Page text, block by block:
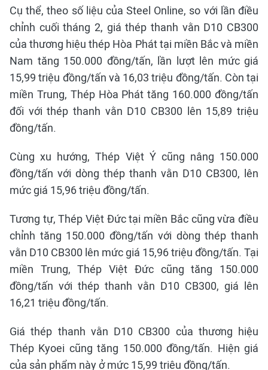
Cụ thể, theo số liệu của Steel Online, so với lần điều
chỉnh cuối tháng 2, giá thép thanh vằn D10 CB300
của thương hiệu thép Hòa Phát tại miền Bắc và miền
Nam tăng 150.000 đồng/tấn, lần lượt lên mức giá
15,99 triệu đồng/tấn và 16,03 triệu đồng/tấn. Còn tại
miền Trung, Thép Hòa Phát tăng 160.000 đồng/tấn
đối với thép thanh vằn D10 CB300 lên 15,89 triệu
đồng/tấn.
Cùng xu hướng, Thép Việt Ý cũng nâng 150.000
đồng/tấn với dòng thép thanh vằn D10 CB300, lên
mức giá 15,96 triệu đồng/tấn.
Tương tự, Thép Việt Đức tại miền Bắc cũng vừa điều
chỉnh tăng 150.000 đồng/tấn với dòng thép thanh
vằn D10 CB300 lên mức giá 15,96 triệu đồng/tấn. Tại
miền Trung, Thép Việt Đức cũng tăng 150.000
đồng/tấn với thép thanh vằn D10 CB300, giá lên
16,21 triệu đồng/tấn.
Giá thép thanh vằn D10 CB300 của thương hiệu
Thép Kyoei cũng tăng 150.000 đồng/tấn. Hiện giá
của sản phẩm này ở mức 15,99 triệu đồng/tấn.